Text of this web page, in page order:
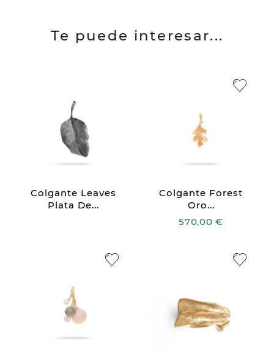
Te puede interesar...
Colgante Leaves
Plata De...
Colgante Forest
Oro...
570,00 €